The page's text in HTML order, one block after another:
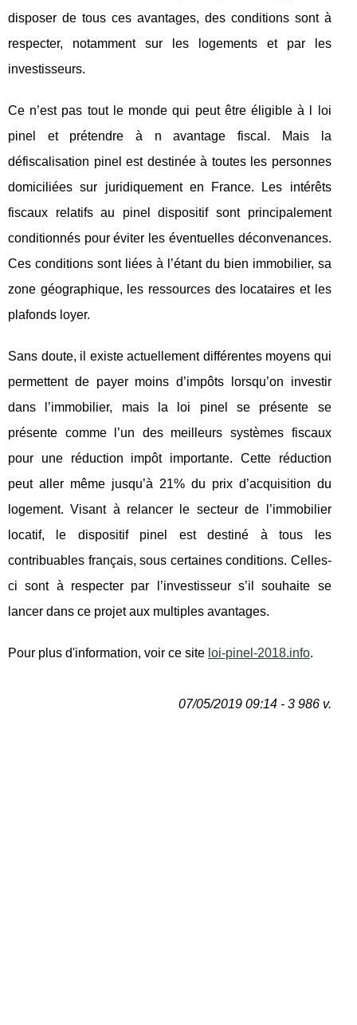
disposer de tous ces avantages, des conditions sont à
respecter, notamment sur les logements et par les
investisseurs.
Ce n’est pas tout le monde qui peut être éligible à l loi
pinel et prétendre à n avantage fiscal. Mais la
défiscalisation pinel est destinée à toutes les personnes
domiciliées sur juridiquement en France. Les intérêts
fiscaux relatifs au pinel dispositif sont principalement
conditionnés pour éviter les éventuelles déconvenances.
Ces conditions sont liées à l’étant du bien immobilier, sa
zone géographique, les ressources des locataires et les
plafonds loyer.
Sans doute, il existe actuellement différentes moyens qui
permettent de payer moins d’impôts lorsqu’on investir
dans l’immobilier, mais la loi pinel se présente se
présente comme l’un des meilleurs systèmes fiscaux
pour une réduction impôt importante. Cette réduction
peut aller même jusqu’à 21% du prix d’acquisition du
logement. Visant à relancer le secteur de l’immobilier
locatif, le dispositif pinel est destiné à tous les
contribuables français, sous certaines conditions. Celles-
ci sont à respecter par l’investisseur s’il souhaite se
lancer dans ce projet aux multiples avantages.
Pour plus d'information, voir ce site loi-pinel-2018.info.
07/05/2019 09:14 - 3 986 v.